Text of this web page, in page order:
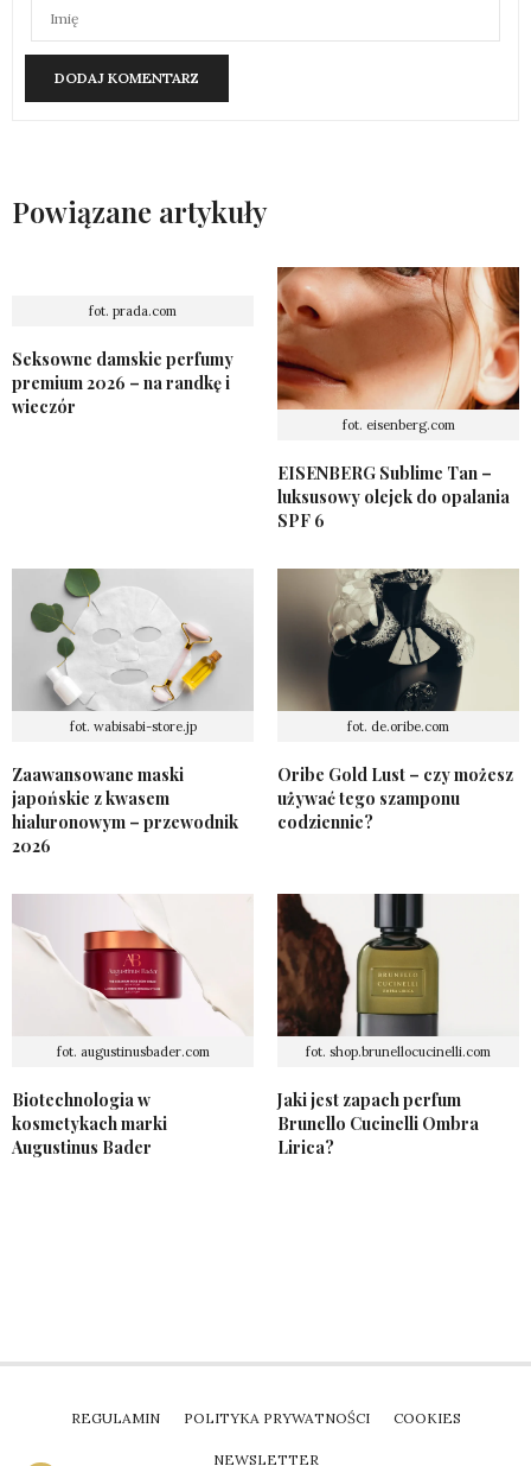
Powiązane artykuły
fot. prada.com
Seksowne damskie perfumy
premium 2026 – na randkę i
wieczór
fot. eisenberg.com
EISENBERG Sublime Tan –
luksusowy olejek do opalania
SPF 6
fot. wabisabi-store.jp
Zaawansowane maski
japońskie z kwasem
hialuronowym – przewodnik
2026
fot. de.oribe.com
Oribe Gold Lust – czy możesz
używać tego szamponu
codziennie?
fot. augustinusbader.com
Biotechnologia w
kosmetykach marki
Augustinus Bader
fot. shop.brunellocucinelli.com
Jaki jest zapach perfum
Brunello Cucinelli Ombra
Lirica?
REGULAMIN POLITYKA PRYWATNOŚCI COOKIES
NEWSLETTER